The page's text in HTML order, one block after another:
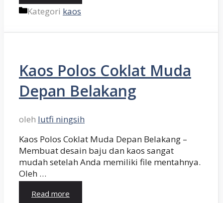
Kategori kaos
Kaos Polos Coklat Muda
Depan Belakang
oleh lutfi ningsih
Kaos Polos Coklat Muda Depan Belakang –
Membuat desain baju dan kaos sangat
mudah setelah Anda memiliki file mentahnya.
Oleh …
Read more